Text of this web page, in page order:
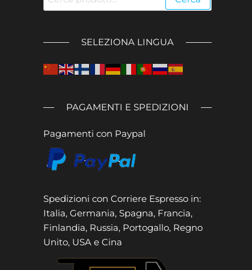
SELEZIONA LINGUA
PAGAMENTI E SPEDIZIONI
Pagamenti con Paypal
Spedizioni con Corriere Espresso in:
Italia, Germania, Spagna, Francia,
Finlandia, Russia, Portogallo, Regno
Unito, USA e Cina